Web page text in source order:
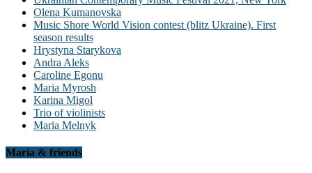
Olena Kumanovska
Music Shore World Vision contest (blitz Ukraine). First
season results
Hrystyna Starykova
Andra Aleks
Caroline Egonu
Maria Myrosh
Karina Migol
Trio of violinists
Maria Melnyk
Maria & friends